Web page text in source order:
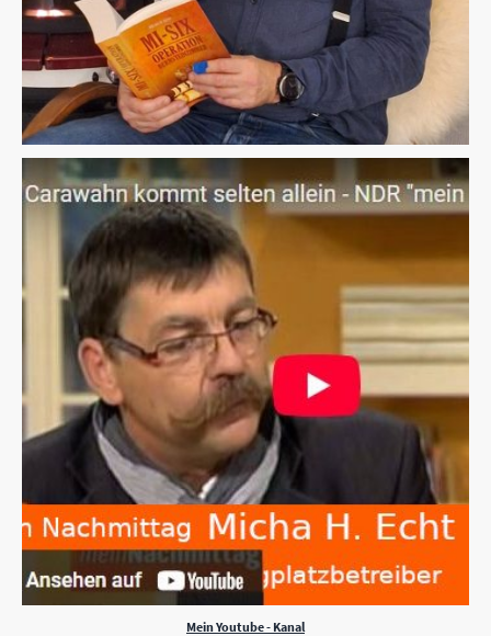
Mein Youtube - Kanal